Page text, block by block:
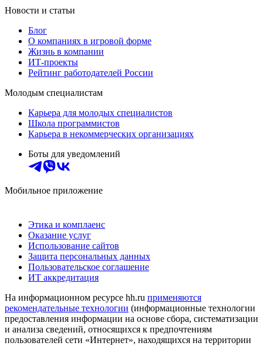
Новости и статьи
Блог
О компаниях в игровой форме
Жизнь в компании
ИТ-проекты
Рейтинг работодателей России
Молодым специалистам
Карьера для молодых специалистов
Школа программистов
Карьера в некоммерческих организациях
Боты для уведомлений
Мобильное приложение
Этика и комплаенс
Оказание услуг
Использование сайтов
Защита персональных данных
Пользовательское соглашение
ИТ аккредитация
На информационном ресурсе hh.ru применяются
рекомендательные технологии (информационные технологии
предоставления информации на основе сбора, систематизации
и анализа сведений, относящихся к предпочтениям
пользователей сети «Интернет», находящихся на территории